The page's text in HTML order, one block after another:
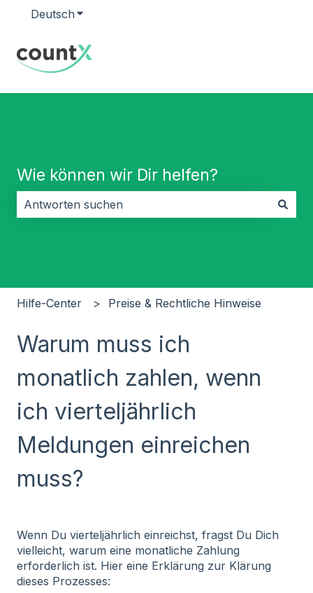
Deutsch Untermenü für Übersetzungen anzeigen
Wie können wir Dir helfen?
Hilfe-Center Preise & Rechtliche Hinweise
Warum muss ich
monatlich zahlen, wenn
ich vierteljährlich
Meldungen einreichen
muss?
Wenn Du vierteljährlich einreichst, fragst Du Dich
vielleicht, warum eine monatliche Zahlung
erforderlich ist. Hier eine Erklärung zur Klärung
dieses Prozesses: